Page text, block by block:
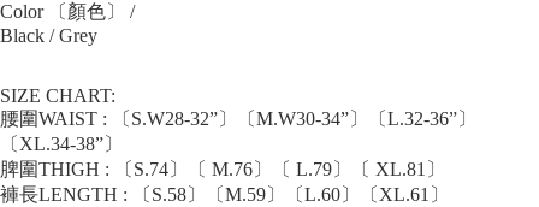
Color 〔顏色〕 /
Black / Grey
SIZE CHART:
腰圍WAIST : 〔S.W28-32”〕〔M.W30-34”〕〔L.32-36”〕
〔XL.34-38”〕
脾圍THIGH : 〔S.74〕〔 M.76〕〔 L.79〕〔 XL.81〕
褲長LENGTH : 〔S.58〕〔M.59〕〔L.60〕〔XL.61〕